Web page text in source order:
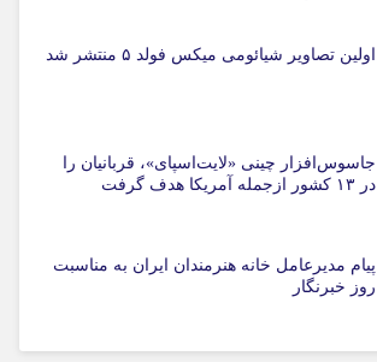
اولین تصاویر شیائومی میکس فولد ۵ منتشر شد
جاسوس‌افزار چینی «لایت‌اسپای»، قربانیان را
در ۱۳ کشور ازجمله آمریکا هدف گرفت
پیام مدیرعامل خانه هنرمندان ایران به مناسبت
روز خبرنگار